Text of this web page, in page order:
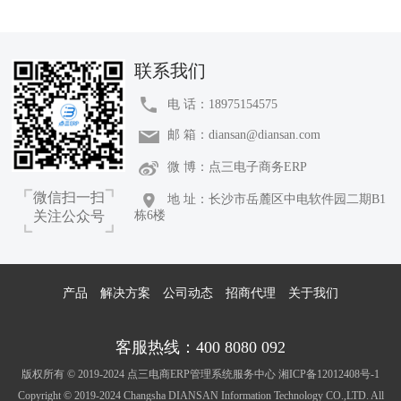
微信扫一扫
关注公众号
联系我们
电 话：18975154575
邮 箱：diansan@diansan.com
微 博：点三电子商务ERP
地 址：长沙市岳麓区中电软件园二期B1
栋6楼
产品 解决方案 公司动态 招商代理 关于我们
客服热线：400 8080 092
版权所有 © 2019-2024 点三电商ERP管理系统服务中心 湘ICP备12012408号-1
Copyright © 2019-2024 Changsha DIANSAN Information Technology CO.,LTD. All